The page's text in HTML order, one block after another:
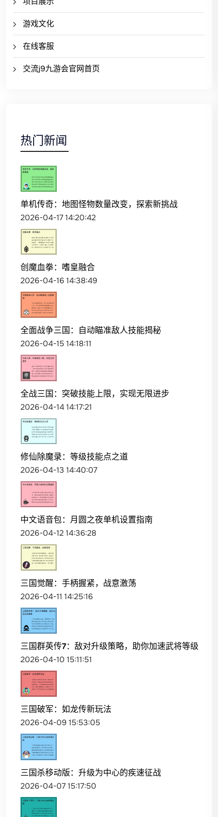
游戏文化
在线客服
交流j9九游会官网首页
热门新闻
单机传奇：地图怪物数量改变，探索新挑战
2026-04-17 14:20:42
创魔血拳：嗜皇融合
2026-04-16 14:38:49
全面战争三国：自动瞄准敌人技能揭秘
2026-04-15 14:18:11
全战三国：突破技能上限，实现无限进步
2026-04-14 14:17:21
修仙除魔录：等级技能点之道
2026-04-13 14:40:07
中文语音包：月圆之夜单机设置指南
2026-04-12 14:36:28
三国觉醒：手柄握紧，战意激荡
2026-04-11 14:25:16
三国群英传7：敌对升级策略，助你加速武将等级
2026-04-10 15:11:51
三国破军：如龙传新玩法
2026-04-09 15:53:05
三国杀移动版：升级为中心的疾速征战
2026-04-07 15:17:50